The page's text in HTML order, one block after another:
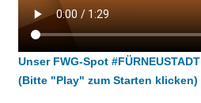
Unser FWG-Spot #FÜRNEUSTADT
(Bitte "Play" zum Starten klicken)